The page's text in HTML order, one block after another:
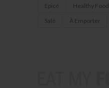
Epicé
Healthy Food
Salé
À Emporter